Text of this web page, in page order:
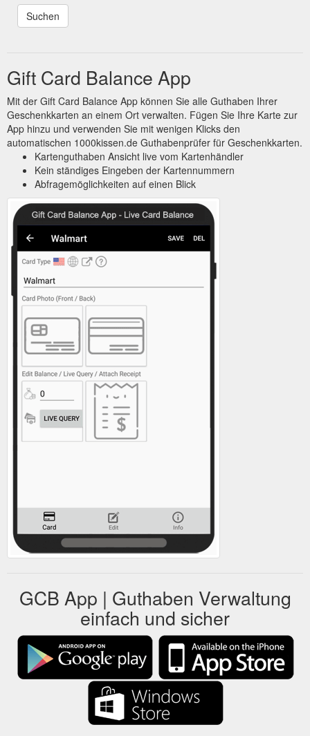
Gift Card Balance App
Mit der Gift Card Balance App können Sie alle Guthaben Ihrer
Geschenkkarten an einem Ort verwalten. Fügen Sie Ihre Karte zur
App hinzu und verwenden Sie mit wenigen Klicks den
automatischen 1000kissen.de Guthabenprüfer für Geschenkkarten.
Kartenguthaben Ansicht live vom Kartenhändler
Kein ständiges Eingeben der Kartennummern
Abfragemöglichkeiten auf einen Blick
GCB App | Guthaben Verwaltung
einfach und sicher